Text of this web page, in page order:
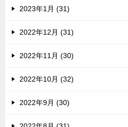
2023年1月 (31)
2022年12月 (31)
2022年11月 (30)
2022年10月 (32)
2022年9月 (30)